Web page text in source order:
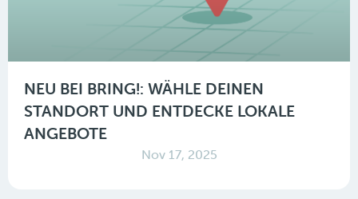
NEU BEI BRING!: WÄHLE DEINEN
STANDORT UND ENTDECKE LOKALE
ANGEBOTE
Nov 17, 2025